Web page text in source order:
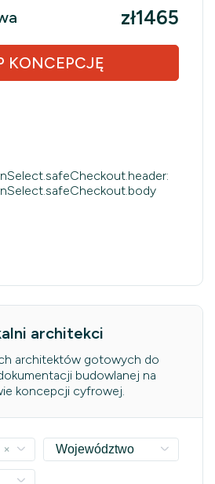
zł1465
KONCEPCJĘ
architekci
architektów gotowych do
budowlanej na
koncepcji cyfrowej.
× Województwo